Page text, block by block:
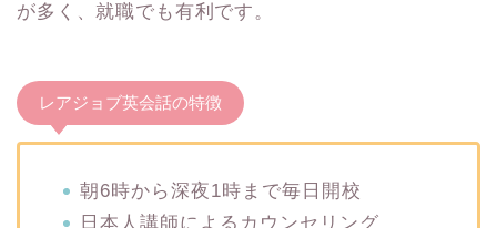
が多く、就職でも有利です。
レアジョブ英会話の特徴
朝6時から深夜1時まで毎日開校
日本人講師によるカウンセリング